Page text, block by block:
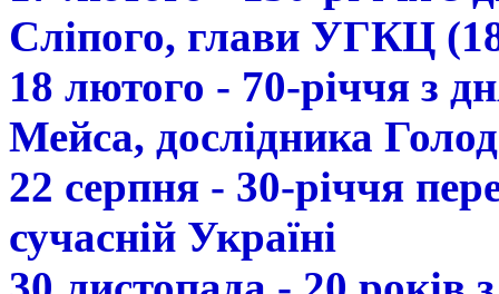
Сліпого, глави УГКЦ
18 лютого - 70-річчя з
Мейса, дослідника
22 серпня - 30-річчя
сучасній Україні